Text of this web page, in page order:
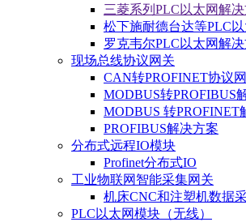
三菱系列PLC以太网解
松下施耐德台达等PLC
罗克韦尔PLC以太网解
现场总线协议网关
CAN转PROFINET协议
MODBUS转PROFIBUS
MODBUS 转PROFINET
PROFIBUS解决方案
分布式远程IO模块
Profinet分布式IO
工业物联网智能采集网关
机床CNC和注塑机数据
PLC以太网模块（无线）